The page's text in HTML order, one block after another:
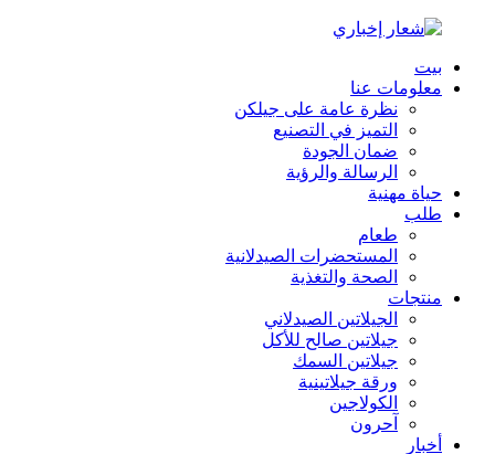
بيت
معلومات عنا
نظرة عامة على جيلكن
التميز في التصنيع
ضمان الجودة
الرسالة والرؤية
حياة مهنية
طلب
طعام
المستحضرات الصيدلانية
الصحة والتغذية
منتجات
الجيلاتين الصيدلاني
جيلاتين صالح للأكل
جيلاتين السمك
ورقة جيلاتينية
الكولاجين
آحرون
أخبار